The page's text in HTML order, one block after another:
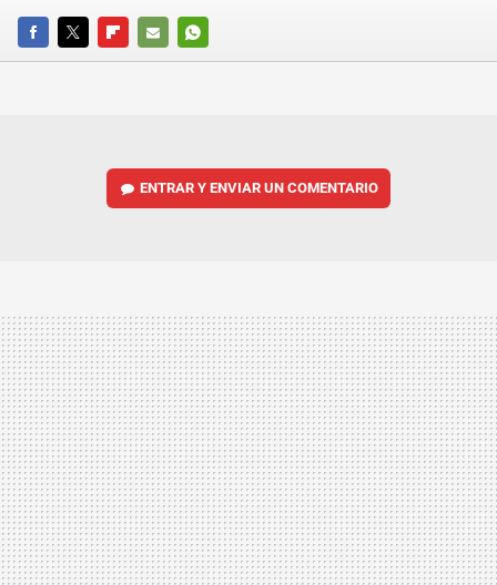
FACEBOOKTWITTERFLIPBOARD
E-
WHATSAPP
ENTRAR Y ENVIAR UN COMENTARIO